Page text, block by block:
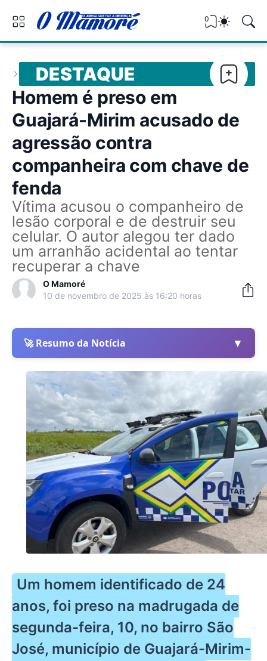
0
DESTAQUE
Homem é preso em
Guajará-Mirim acusado de
agressão contra
companheira com chave de
fenda
Vítima acusou o companheiro de
lesão corporal e de destruir seu
celular. O autor alegou ter dado
um arranhão acidental ao tentar
recuperar a chave
O Mamoré
10 de novembro de 2025 às 16:20 horas
🚀 Resumo da Notícia ▼
Um homem identificado de 24
anos, foi preso na madrugada de
segunda-feira, 10, no bairro São
José, município de Guajará-Mirim-